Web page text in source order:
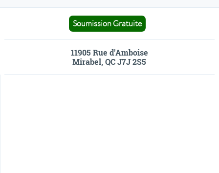
Soumission Gratuite
11905 Rue d'Amboise
Mirabel, QC J7J 2S5